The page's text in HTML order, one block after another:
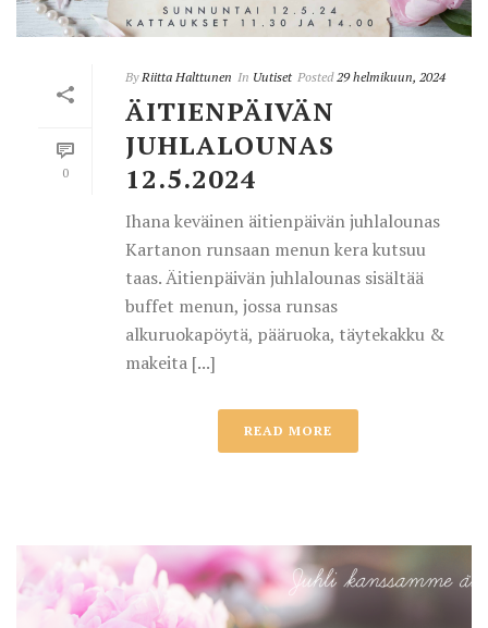
0
By Riitta Halttunen In Uutiset Posted 29 helmikuun, 2024
ÄITIENPÄIVÄN
JUHLALOUNAS
12.5.2024
Ihana keväinen äitienpäivän juhlalounas
Kartanon runsaan menun kera kutsuu
taas. Äitienpäivän juhlalounas sisältää
buffet menun, jossa runsas
alkuruokapöytä, pääruoka, täytekakku &
makeita [...]
READ MORE